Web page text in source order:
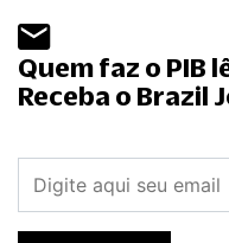
Quem faz o PIB
Receba o Brazil